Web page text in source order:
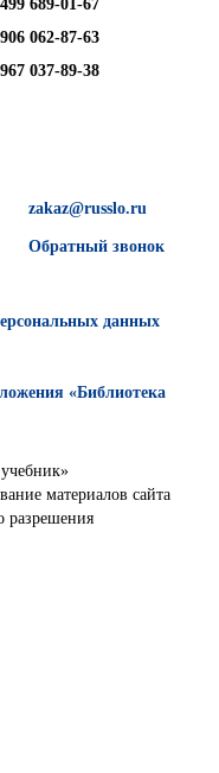
689-01-67
062-87-63
037-89-38
zakaz@russlo.ru
Обратный звонок
данных
«Библиотека
материалов сайта
разрешения